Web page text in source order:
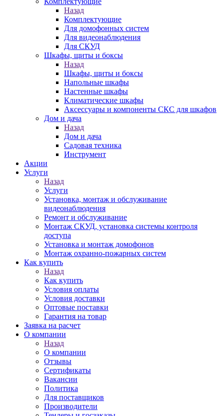
Назад
Комплектующие
Для домофонных систем
Для видеонаблюдения
Для СКУД
Шкафы, щиты и боксы
Назад
Шкафы, щиты и боксы
Напольные шкафы
Настенные шкафы
Климатические шкафы
Аксессуары и компоненты СКС для шкафов
Дом и дача
Назад
Дом и дача
Садовая техника
Инструмент
Акции
Услуги
Назад
Услуги
Установка, монтаж и обслуживание
видеонаблюдения
Ремонт и обслуживание
Монтаж СКУД, установка системы контроля
доступа
Установка и монтаж домофонов
Монтаж охранно-пожарных систем
Как купить
Назад
Как купить
Условия оплаты
Условия доставки
Оптовые поставки
Гарантия на товар
Заявка на расчет
О компании
Назад
О компании
Отзывы
Сертификаты
Вакансии
Политика
Для поставщиков
Производители